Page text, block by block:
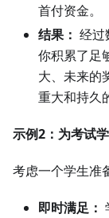
首付资金。
结果： 经过
你积累了足
大、未来的
重大和持久
示例2：为考试
考虑一个学生准
即时满足：